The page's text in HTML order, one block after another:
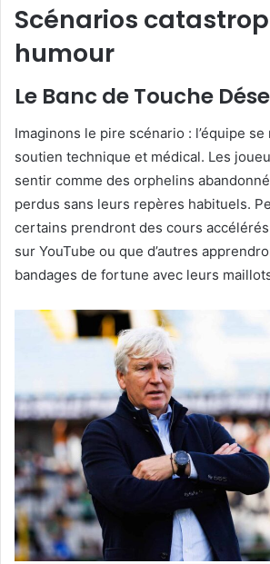
Scénarios
humour
Le Banc de Touche
Imaginons le pire scénario : l’équipe
soutien technique et médical. Les
sentir comme des orphelins
perdus sans leurs repères habituels.
certains prendront des cours
sur YouTube ou que d’autres
bandages de fortune avec leurs